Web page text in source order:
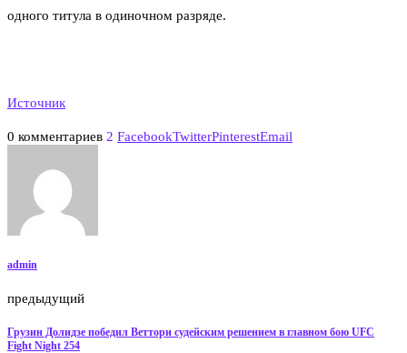
одного титула в одиночном разряде.
Источник
0 комментариев 2 FacebookTwitterPinterestEmail
admin
предыдущий
Грузин Долидзе победил Веттори судейским решением в главном бою UFC
Fight Night 254